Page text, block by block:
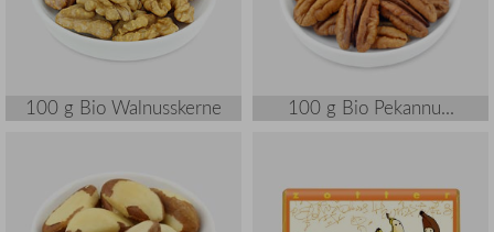
100 g Bio Walnusskerne 100 g Bio Pekannu...